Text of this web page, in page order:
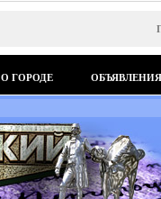
О ГОРОДЕ ОБЪЯВЛЕНИЯ